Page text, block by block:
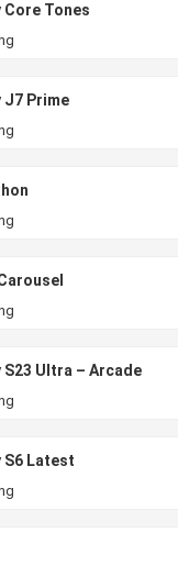
Core Tones
J7 Prime
S23 Ultra – Arcade
S6 Latest